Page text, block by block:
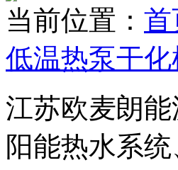
当前位置： 首
低温热泵干化
江苏欧麦朗
阳能热水系